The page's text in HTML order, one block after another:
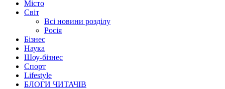
Місто
Світ
Всі новини розділу
Росія
Бізнес
Наука
Шоу-бізнес
Спорт
Lifestyle
БЛОГИ ЧИТАЧІВ